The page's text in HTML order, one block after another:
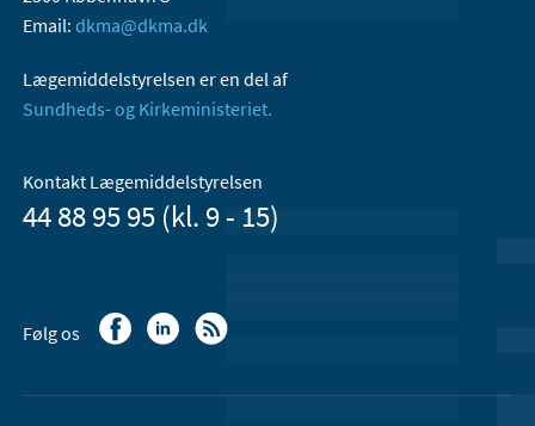
Email: dkma@dkma.dk
Lægemiddelstyrelsen er en del af
Sundheds- og Kirkeministeriet.
Kontakt Lægemiddelstyrelsen
44 88 95 95 (kl. 9 - 15)
Følg os